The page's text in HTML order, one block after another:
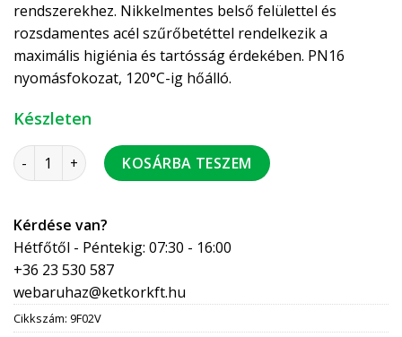
rendszerekhez. Nikkelmentes belső felülettel és
rozsdamentes acél szűrőbetéttel rendelkezik a
maximális higiénia és tartósság érdekében. PN16
nyomásfokozat, 120°C-ig hőálló.
Készleten
FERRO ferde vízszűrő sr. 1/2" BB 15 db / csomag mennyiség
KOSÁRBA TESZEM
Kérdése van?
Hétfőtől - Péntekig: 07:30 - 16:00
+36 23 530 587
webaruhaz@ketkorkft.hu
Cikkszám: 9F02V